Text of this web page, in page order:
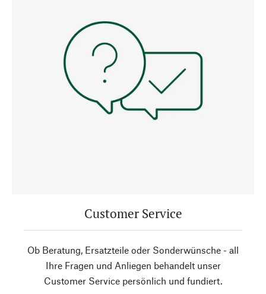
Customer Service
Ob Beratung, Ersatzteile oder Sonderwünsche - all
Ihre Fragen und Anliegen behandelt unser
Customer Service persönlich und fundiert.